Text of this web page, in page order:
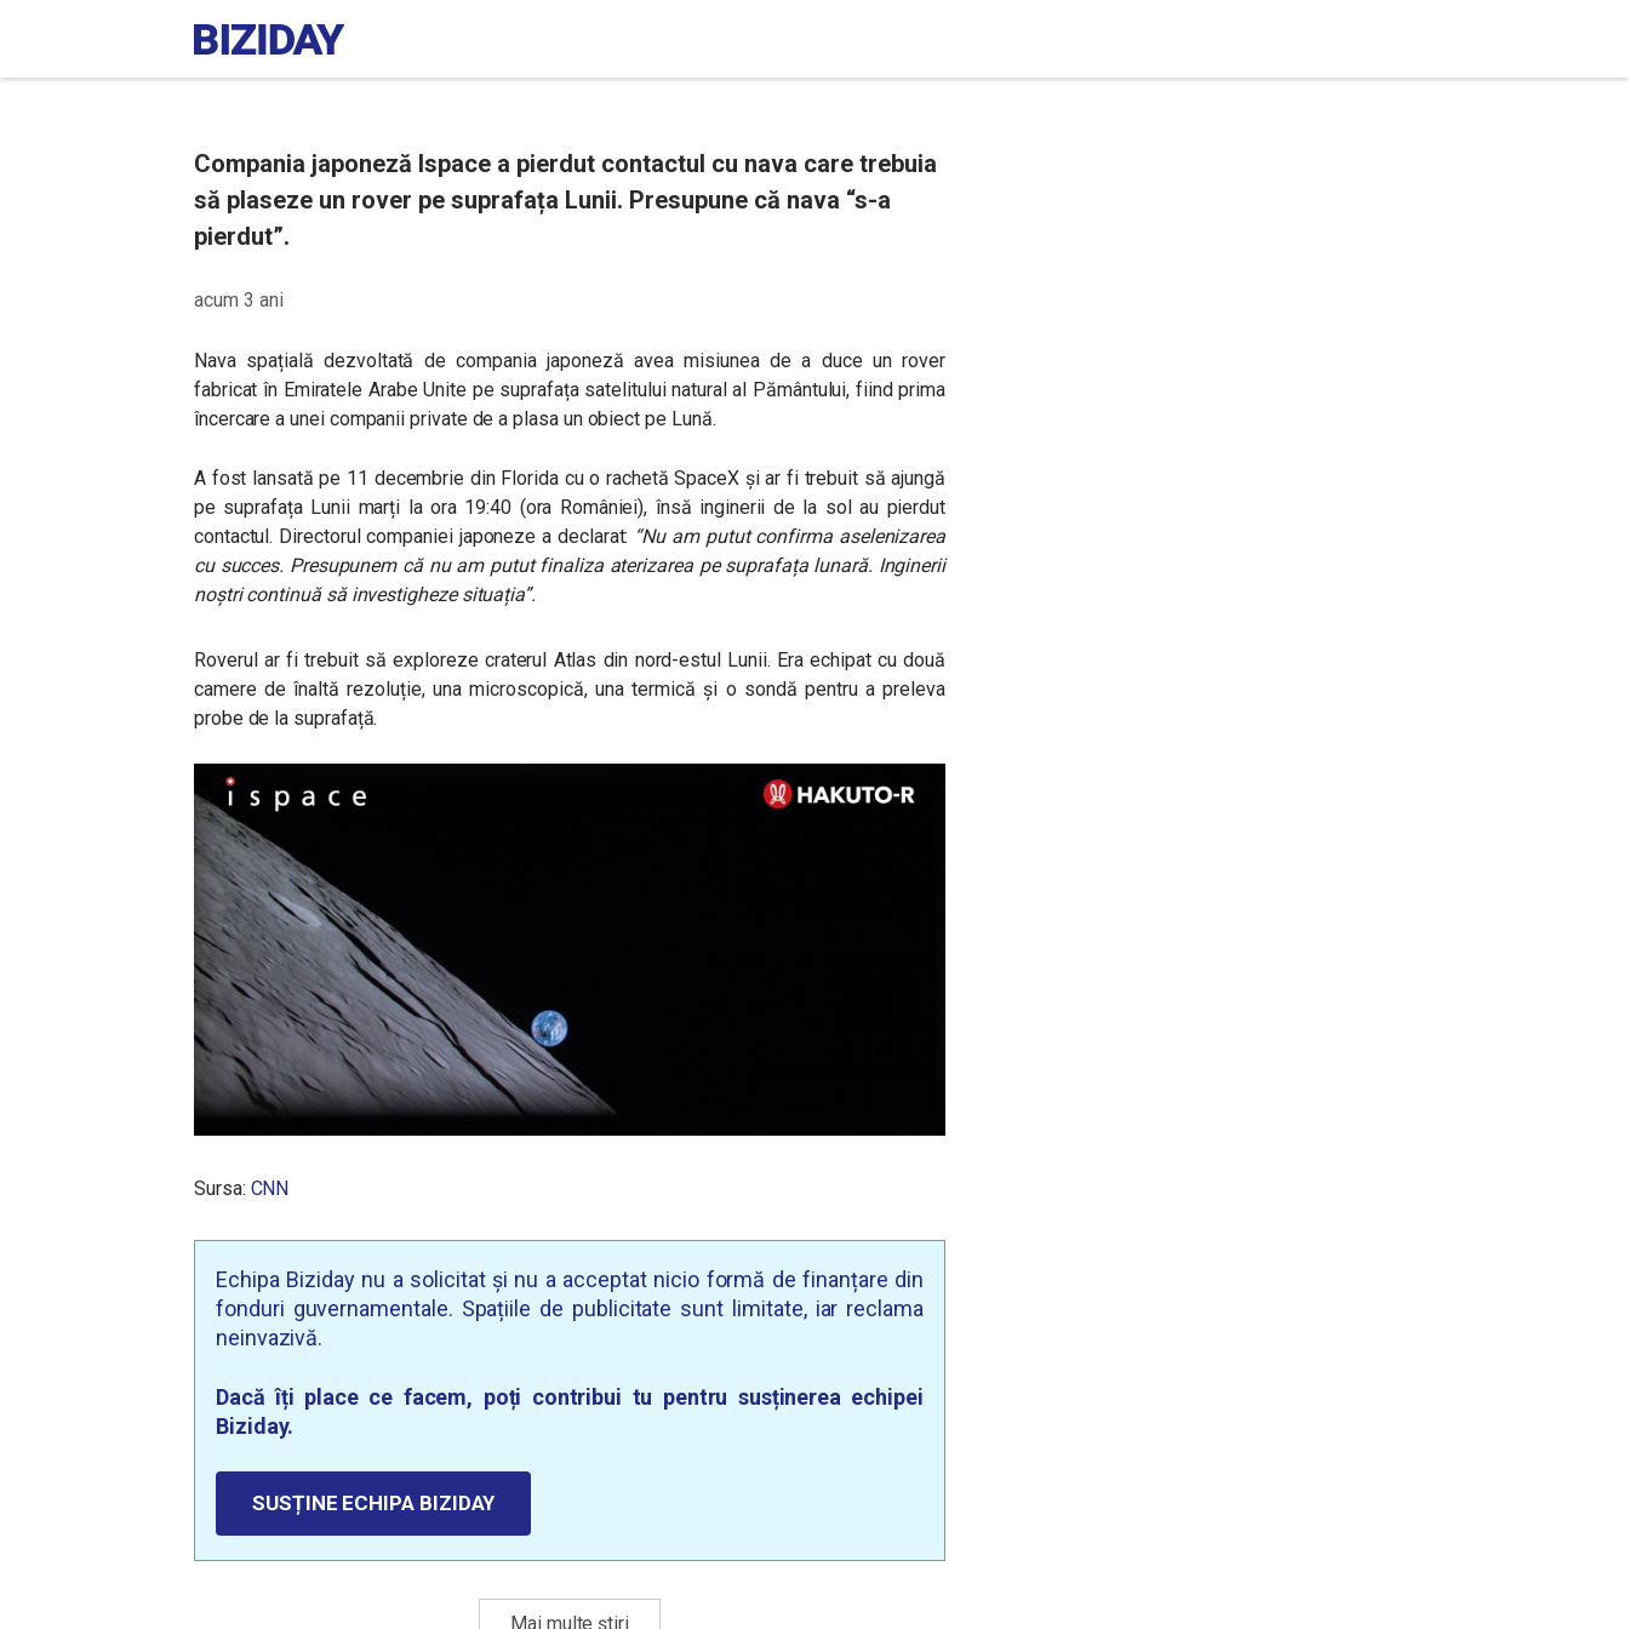
Compania japoneză Ispace a pierdut contactul cu nava care trebuia
să plaseze un rover pe suprafața Lunii. Presupune că nava “s-a
pierdut”.
acum 3 ani
Nava spațială dezvoltată de compania japoneză avea misiunea de a duce un rover
fabricat în Emiratele Arabe Unite pe suprafața satelitului natural al Pământului, fiind prima
încercare a unei companii private de a plasa un obiect pe Lună.
A fost lansată pe 11 decembrie din Florida cu o rachetă SpaceX și ar fi trebuit să ajungă
pe suprafața Lunii marți la ora 19:40 (ora României), însă inginerii de la sol au pierdut
contactul. Directorul companiei japoneze a declarat: “Nu am putut confirma aselenizarea
cu succes. Presupunem că nu am putut finaliza aterizarea pe suprafața lunară. Inginerii
noștri continuă să investigheze situația”.
Roverul ar fi trebuit să exploreze craterul Atlas din nord-estul Lunii. Era echipat cu două
camere de înaltă rezoluție, una microscopică, una termică și o sondă pentru a preleva
probe de la suprafață.
Sursa: CNN
Echipa Biziday nu a solicitat și nu a acceptat nicio formă de finanțare din
fonduri guvernamentale. Spațiile de publicitate sunt limitate, iar reclama
neinvazivă.
Dacă îți place ce facem, poți contribui tu pentru susținerea echipei
Biziday.
SUSȚINE ECHIPA BIZIDAY
Mai multe știri